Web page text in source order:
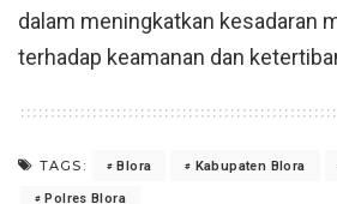
dalam meningkatkan kesadaran
terhadap keamanan dan
TAGS: Blora Kabupaten Blora
Polres Blora